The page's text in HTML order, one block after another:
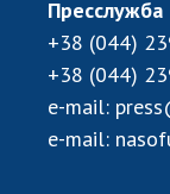
Пресслужба
+38 (044)
+38 (044)
e-mail:
e-mail: